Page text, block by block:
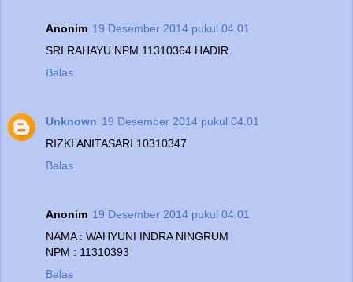
Anonim 19 Desember 2014 pukul 04.01
SRI RAHAYU NPM 11310364 HADIR
Balas
Unknown 19 Desember 2014 pukul 04.01
RIZKI ANITASARI 10310347
Balas
Anonim 19 Desember 2014 pukul 04.01
NAMA : WAHYUNI INDRA NINGRUM
NPM : 11310393
Balas